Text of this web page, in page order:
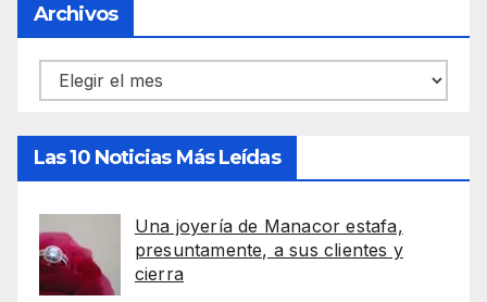
Archivos
Archivos
Las 10 Noticias Más Leídas
Una joyería de Manacor estafa,
presuntamente, a sus clientes y
cierra